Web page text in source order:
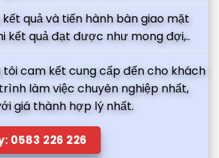
quả và tiến hành bàn giao mặt
kết quả đạt được như mong đợi,..
cam kết cung cấp đến cho khách
làm việc chuyên nghiệp nhất,
giá thành hợp lý nhất.
0583 226 226